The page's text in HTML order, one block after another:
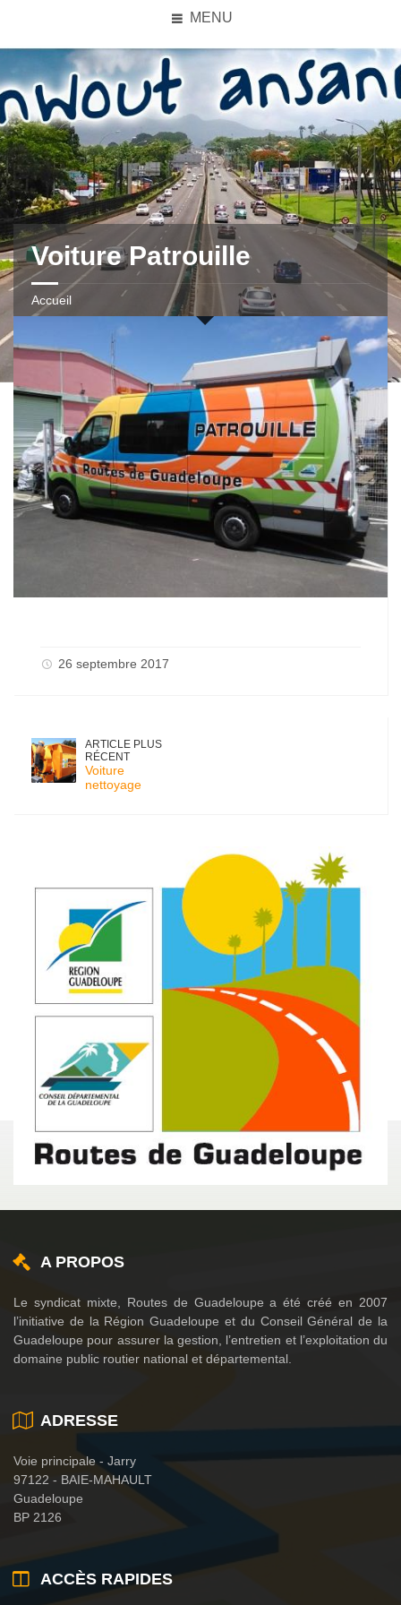
MENU
Voiture Patrouille
Accueil
26 septembre 2017
ARTICLE PLUS
RÉCENT
Voiture
nettoyage
A PROPOS
Le syndicat mixte, Routes de Guadeloupe a été créé en 2007
l’initiative de la Région Guadeloupe et du Conseil Général de la
Guadeloupe pour assurer la gestion, l’entretien et l’exploitation du
domaine public routier national et départemental.
ADRESSE
Voie principale - Jarry
97122 - BAIE-MAHAULT
Guadeloupe
BP 2126
ACCÈS RAPIDES